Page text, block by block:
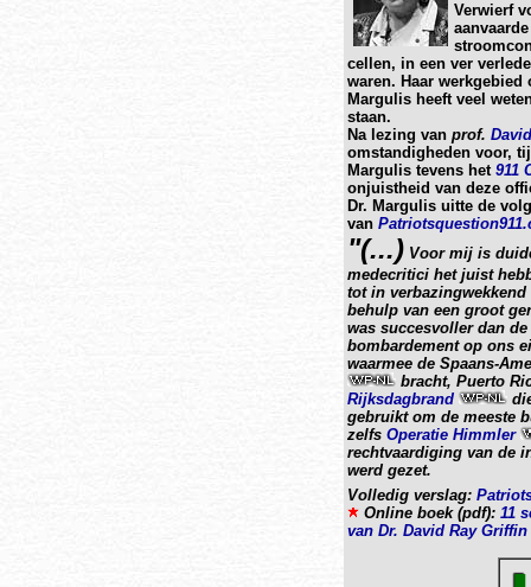
Verwierf
cellen, in een ver
waren. Haar
Margulis heeft veel
staan.
Na lezing van prof.
omstandigheden voor,
Margulis tevens het 911
onjuistheid van deze
Dr. Margulis uitte de
van
"(...) Voor mij is
medecritici het juist
tot in
behulp van een groot
was succesvoller dan de
bombardement op ons
waarmee de Spaans-
bracht, Puerto
Rijksdagbrand
gebruikt om de meeste
zelfs Operatie Himmler
rechtvaardiging van de
werd gezet.
Volledig verslag:
Online boek (pdf): 11
van Dr. David Ray Griffin